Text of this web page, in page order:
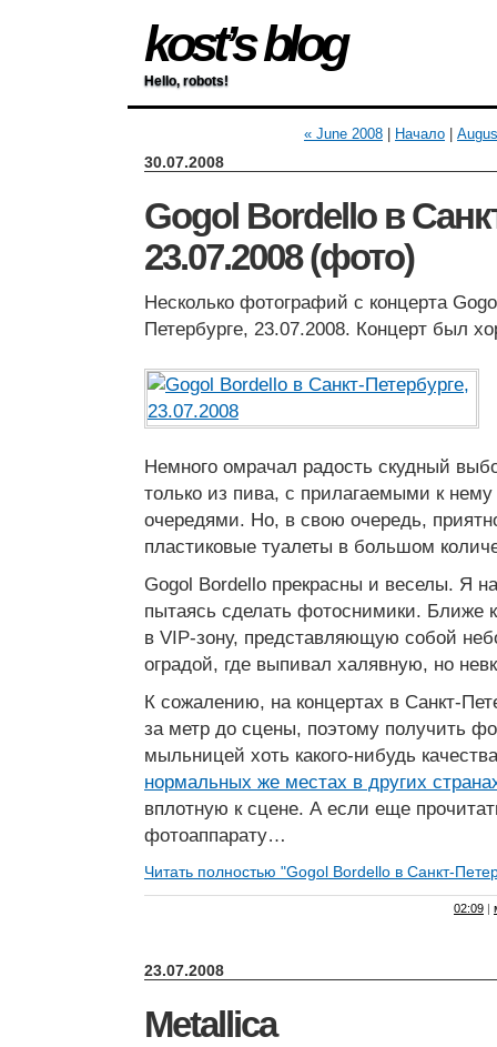
kost’s blog
Hello, robots!
« June 2008 Начало
30.07.2008
Gogol Bordello в
23.07.2008 (фото)
Несколько фотографий с концерта
Петербурге, 23.07.2008. Концерт был
Немного омрачал радость скудный
только из пива, с прилагаемыми к
очередями. Но, в свою очередь,
пластиковые туалеты в большом
Gogol Bordello прекрасны и веселы. Я
пытаясь сделать фотоснимики. Ближе
в VIP-зону, представляющую собой
оградой, где выпивал халявную, но
К сожалению, на концертах в Санкт-
за метр до сцены, поэтому получить
мыльницей хоть какого-нибудь
нормальных же местах в других
вплотную к сцене. А если еще
фотоаппарату…
Читать полностью "Gogol Bordello в Санкт-
02:09 |
23.07.2008
Metallica